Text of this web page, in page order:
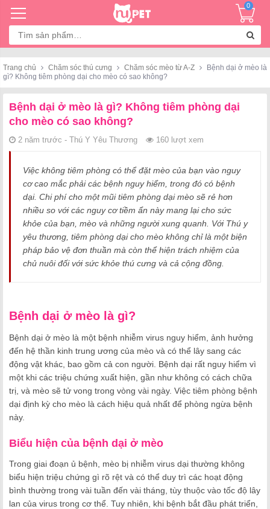
Tìm
kiếm:
0
Trang chủ Chăm sóc thú cưng Chăm sóc mèo từ A-Z
Bệnh dại ở mèo là
gì? Không tiêm phòng dại cho mèo có sao không?
Bệnh dại ở mèo là gì? Không tiêm phòng dại
cho mèo có sao không?
2 năm trước - Thú Y Yêu Thương 160 lượt xem
Việc không tiêm phòng có thể đặt mèo của bạn vào nguy
cơ cao mắc phải các bệnh nguy hiểm, trong đó có bệnh
dại. Chi phí cho một mũi tiêm phòng dại mèo sẽ rẻ hơn
nhiều so với các nguy cơ tiềm ẩn này mang lại cho sức
khỏe của bạn, mèo và những người xung quanh. Với Thú y
yêu thương, tiêm phòng dại cho mèo không chỉ là một biện
pháp bảo vệ đơn thuần mà còn thể hiện trách nhiệm của
chủ nuôi đối với sức khỏe thú cưng và cả cộng đồng.
Bệnh dại ở mèo là gì?
Bệnh dại ở mèo là một bệnh nhiễm virus nguy hiểm, ảnh hưởng
đến hệ thần kinh trung ương của mèo và có thể lây sang các
động vật khác, bao gồm cả con người. Bệnh dại rất nguy hiểm vì
một khi các triệu chứng xuất hiện, gần như không có cách chữa
trị, và mèo sẽ tử vong trong vòng vài ngày. Việc tiêm phòng bệnh
dại định kỳ cho mèo là cách hiệu quả nhất để phòng ngừa bệnh
này.
Biểu hiện của bệnh dại ở mèo
Trong giai đoạn ủ bệnh, mèo bị nhiễm virus dại thường không
biểu hiện triệu chứng gì rõ rệt và có thể duy trì các hoạt động
bình thường trong vài tuần đến vài tháng, tùy thuộc vào tốc độ lây
lan của virus trong cơ thể. Tuy nhiên, khi bệnh bắt đầu phát triển,